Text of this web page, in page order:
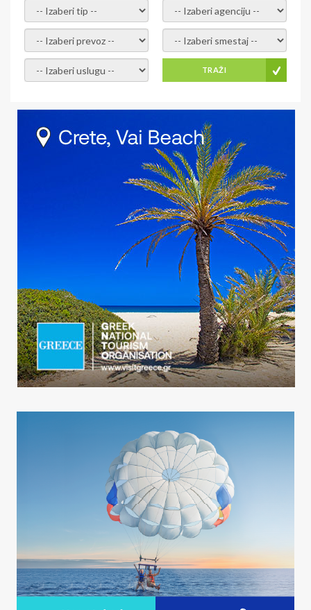
- izaberi tip - - izaberi agenciju -
- izaberi prevoz - - Izaberite smestaj -
- Izaberite uslugu - TRAŽI